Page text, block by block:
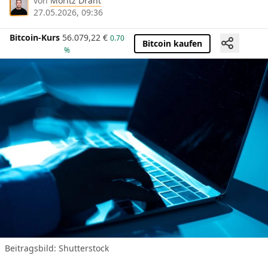
27.05.2026, 09:36
Bitcoin-Kurs 56.079,22 € 0.70
%
Bitcoin kaufen
Beitragsbild: Shutterstock